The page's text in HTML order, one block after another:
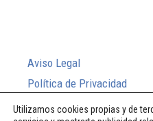
Aviso Legal
Política de Privacidad
Política de Cookies
Utilizamos cookies propias y de